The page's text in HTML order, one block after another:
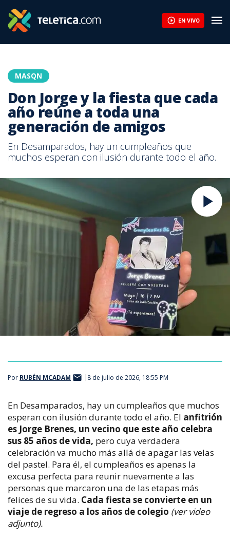
EN VIVO
MASQN
Don Jorge y la fiesta que cada
año reúne a toda una
generación de amigos
En Desamparados, hay un cumpleaños que
muchos esperan con ilusión durante todo el año.
Por RUBÉN MCADAM 8 de julio de 2026, 18:55 PM
En Desamparados, hay un cumpleaños que muchos
esperan con ilusión durante todo el año. El anfitrión
es Jorge Brenes, un vecino que este año celebra
sus 85 años de vida, pero cuya verdadera
celebración va mucho más allá de apagar las velas
del pastel. Para él, el cumpleaños es apenas la
excusa perfecta para reunir nuevamente a las
personas que marcaron una de las etapas más
felices de su vida. Cada fiesta se convierte en un
viaje de regreso a los años de colegio (ver video
adjunto).